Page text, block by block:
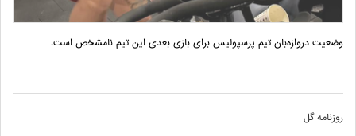
وضعیت دروازه‌بان تیم پرسپولیس برای بازی بعدی این تیم نامشخص است.
روزنامه گل